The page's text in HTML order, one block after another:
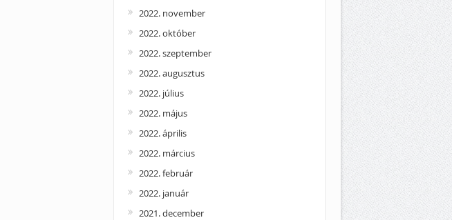
2022. november
2022. október
2022. szeptember
2022. augusztus
2022. július
2022. május
2022. április
2022. március
2022. február
2022. január
2021. december